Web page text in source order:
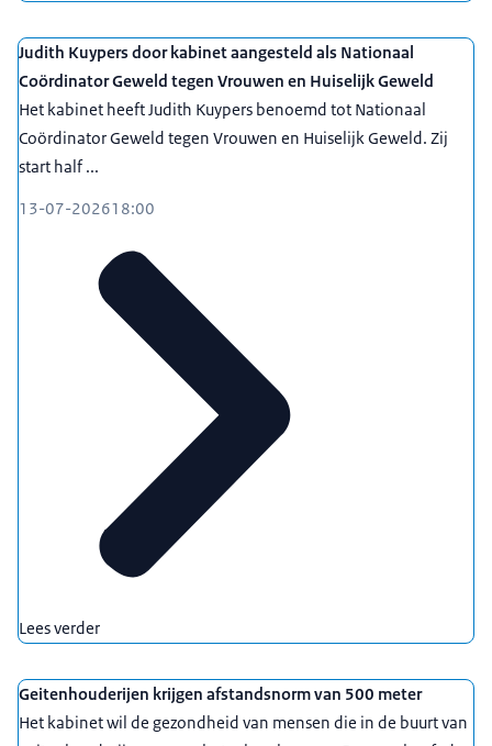
Judith Kuypers door kabinet aangesteld als Nationaal
Coördinator Geweld tegen Vrouwen en Huiselijk Geweld
Het kabinet heeft Judith Kuypers benoemd tot Nationaal
Coördinator Geweld tegen Vrouwen en Huiselijk Geweld. Zij
start half ...
13-07-202618:00
Lees verder
Geitenhouderijen krijgen afstandsnorm van 500 meter
Het kabinet wil de gezondheid van mensen die in de buurt van